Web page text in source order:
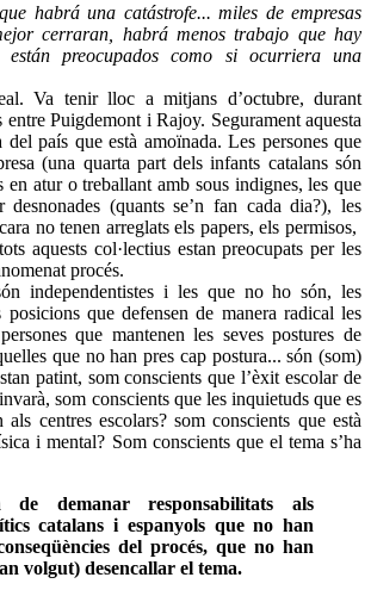
habrá una catástrofe... miles de empresas
cerraran, habrá menos trabajo que hay
están preocupados como si ocurriera una
Va tenir lloc a mitjans d’octubre, durant
entre Puigdemont i Rajoy. Segurament aquesta
país que està amoïnada. Les persones que
(una quarta part dels infants catalans són
en atur o treballant amb sous indignes, les que
(quants se’n fan cada dia?), les
no tenen arreglats els papers, els permisos,
aquests col·lectius estan preocupats per les
procés.
independentistes i les que no ho són, les
posicions que defensen de manera radical les
que mantenen les seves postures de
que no han pres cap postura... són (som)
patint, som conscients que l’èxit escolar de
som conscients que les inquietuds que es
centres escolars? som conscients que està
i mental? Som conscients que el tema s’ha
de demanar responsabilitats als
catalans i espanyols que no han
del procés, que no han
volgut) desencallar el tema.